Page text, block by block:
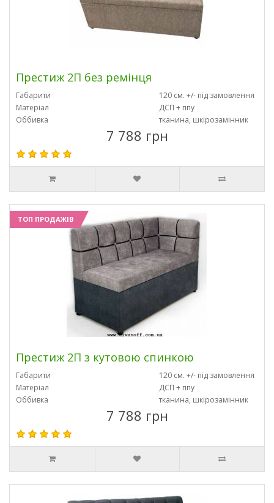
Престиж 2П без ремінця
Габарити
120 см. +/- під замовлення
Матеріал
ДСП + ппу
Оббивка
тканина, шкірозамінник
7 788 грн
ТОП ПРОДАЖІВ
Престиж 2П з кутовою спинкою
Габарити
120 см. +/- під замовлення
Матеріал
ДСП + ппу
Оббивка
тканина, шкірозамінник
7 788 грн